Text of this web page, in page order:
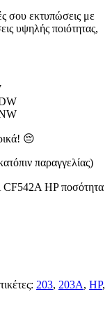
σου εκτυπώσεις με
υψηλής ποιότητας,
😔
παραγγελίας)
HP ποσότητα
203, 203Α, HP,